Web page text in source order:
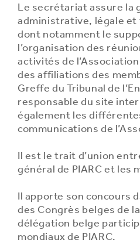
Le secrétariat assure la
administrative, légale et
dont notamment le
l’organisation des
activités de
des affiliations des
Greffe du Tribunal de
responsable du site
également les
communications de
Il est le trait d’union
général de PIARC et les
Il apporte son concours
des Congrès belges de
délégation belge
mondiaux de PIARC.